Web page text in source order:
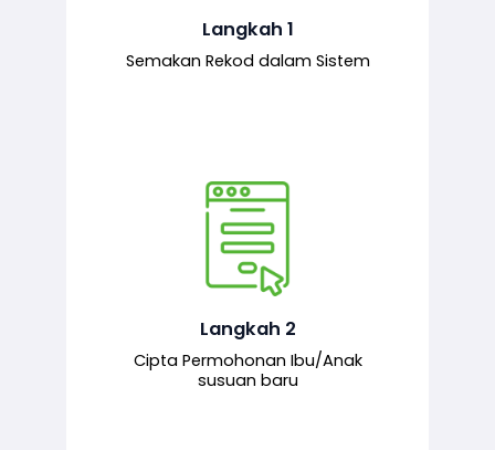
Langkah 1
Semakan Rekod dalam Sistem
Langkah 2
Cipta Permohonan Ibu/Anak
susuan baru
Pemohon mengisi borang
permohonan bagi pendaftaran
baharu melalui sistem.